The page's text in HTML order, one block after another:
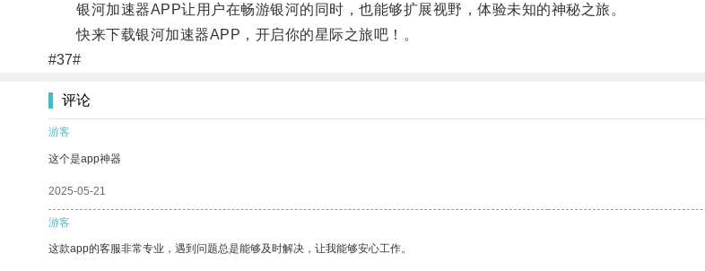
银河加速器APP让用户在畅游银河的同时，也能够扩展视野，体验未知的神秘之旅。
快来下载银河加速器APP，开启你的星际之旅吧！。
#37#
评论
游客
这个是app神器
2025-05-21
游客
这款app的客服非常专业，遇到问题总是能够及时解决，让我能够安心工作。